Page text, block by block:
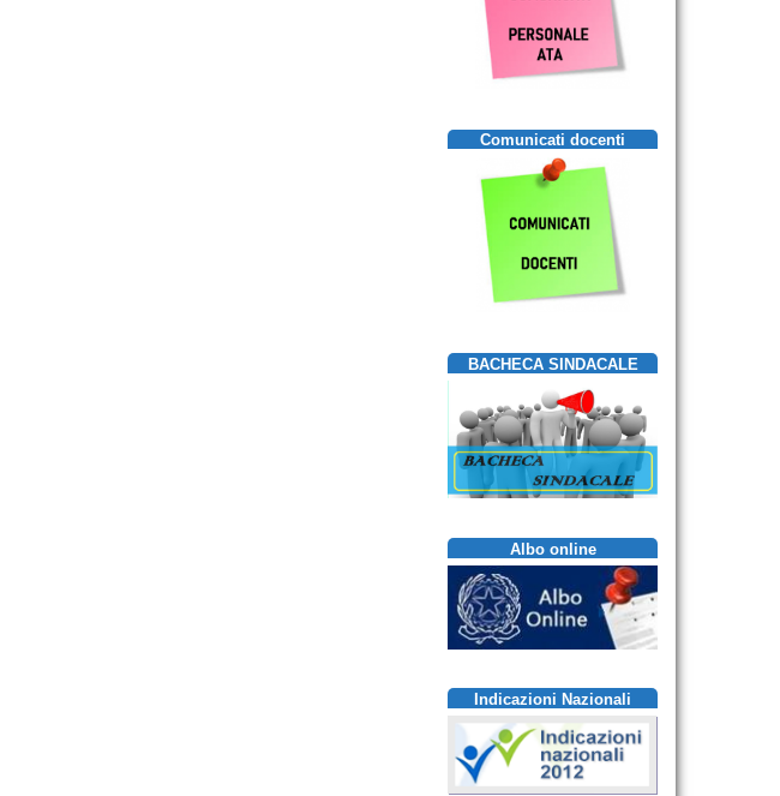
Comunicati docenti
BACHECA SINDACALE
Albo online
Indicazioni Nazionali